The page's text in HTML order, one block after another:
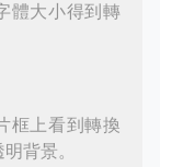
體大小得到轉
框上看到轉換
背景。